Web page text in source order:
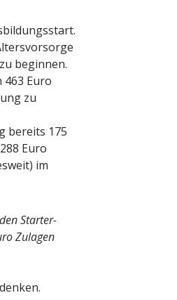
beginnen.
463 Euro
zu
bereits 175
Euro
im
Starter-
Zulagen